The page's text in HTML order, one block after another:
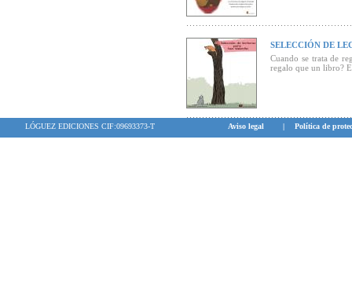
SELECCIÓN DE
Cuando se trata de
regalo que un libro?
LÓGUEZ EDICIONES CIF:09693373-T Aviso legal | Política de